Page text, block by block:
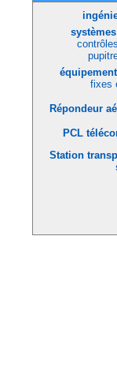
fixes
Répondeur
PCL
Station